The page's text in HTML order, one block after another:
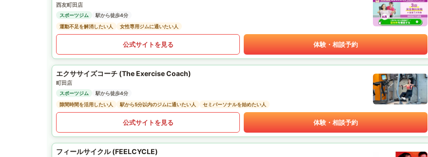
西友町田店
スポーツジム
駅から徒歩4分
運動不足を解消したい人
女性専用ジムに通いたい人
公式サイトを見る 体験・相談予約
エクササイズコーチ (The Exercise Coach)
町田店
スポーツジム
駅から徒歩4分
隙間時間を活用したい人
駅から5分以内のジムに通いたい人 セミパーソナルを始めたい人
公式サイトを見る 体験・相談予約
フィールサイクル (FEELCYCLE)